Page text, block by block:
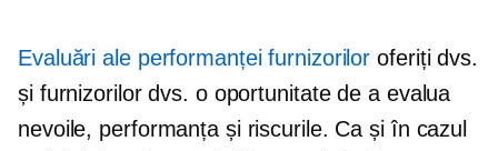
Evaluări ale performanței furnizorilor oferiți dvs.
și furnizorilor dvs. o oportunitate de a evalua
nevoile, performanța și riscurile. Ca și în cazul